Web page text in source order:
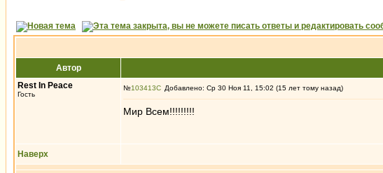
Автор
Rest In Peace
Гость
№103413 Добавлено: Ср 30 Ноя 11, 15:02 (15 лет тому назад)
Мир Всем!!!!!!!!!
Наверх